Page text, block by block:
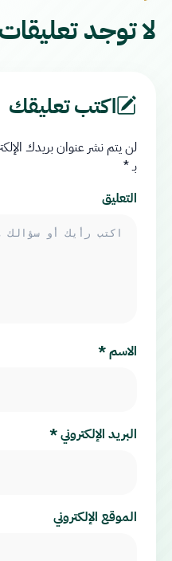
لا توجد
اكتب تعليقك
لن يتم نشر عنوان بريدك
بـ*
التعليق
الاسم*
البريد الإلكتروني*
الموقع الإلكتروني